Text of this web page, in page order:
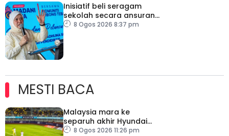
Inisiatif beli seragam
sekolah secara ansuran
ringankan beban ibu
8 Ogos 2026 8:37 pm
MESTI BACA
Malaysia mara ke
separuh akhir Hyundai
ASEAN Cup
8 Ogos 2026 11:26 pm